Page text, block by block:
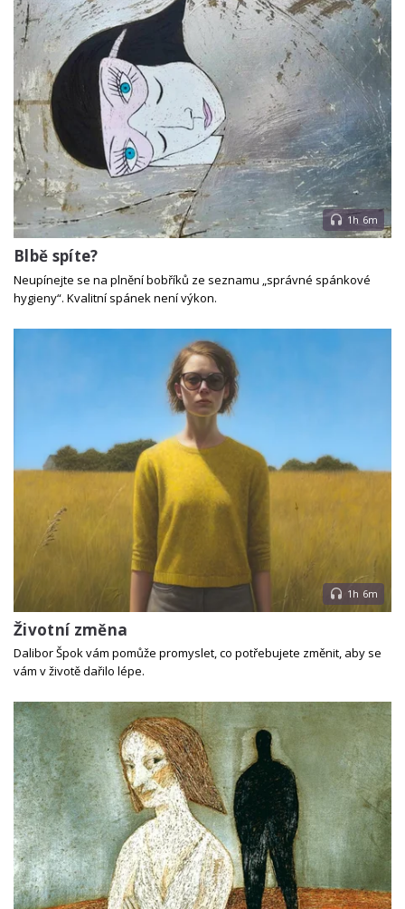
1h 6m
Blbě spíte?
Neupínejte se na plnění bobříků ze seznamu „správné spánkové
hygieny“. Kvalitní spánek není výkon.
1h 6m
Životní změna
Dalibor Špok vám pomůže promyslet, co potřebujete změnit, aby se
vám v životě dařilo lépe.